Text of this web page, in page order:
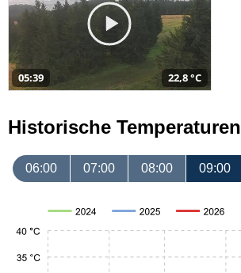
05:39 22,8 °C
Historische Temperaturen
06:00 07:00 08:00 09:00